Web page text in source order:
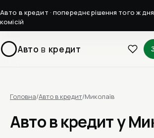
Авто в кредит · попереднє рішення того ж
комісій
Авто в кредит
Головна/Авто в кредит/Миколаїв
Авто в кредит у